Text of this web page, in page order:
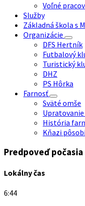
Voľné
Služby
Základná škola s
Organizácie
DFS Hertník
Futbalový
Turistický
DHZ
PS Hôrka
Farnosť
Sväté omše
História
Kňazi
Predpoveď počasia
Lokálny čas
6:44